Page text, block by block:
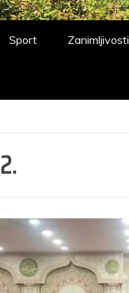
Sport Zanimljivosti